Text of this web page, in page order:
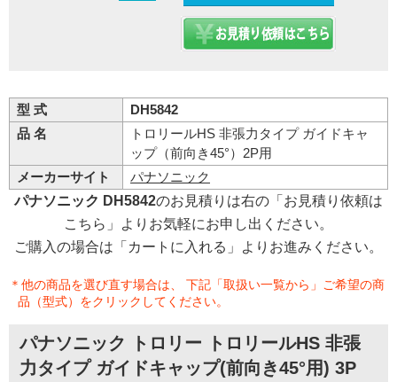
型 式
DH5842
品 名
トロリールHS 非張力タイプ ガイドキャ
ップ（前向き45°）2P用
メーカーサイト
パナソニック
パナソニック DH5842のお見積りは右の「お見積り依頼は
こちら」よりお気軽にお申し出ください。
ご購入の場合は「カートに入れる」よりお進みください。
＊他の商品を選び直す場合は、 下記「取扱い一覧から」ご希望の商
品（型式）をクリックしてください。
パナソニック トロリー トロリールHS 非張
力タイプ ガイドキャップ(前向き45°用) 3P